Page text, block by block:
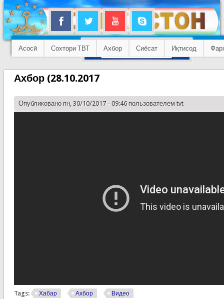
Асосӣ Сохтори ТВТ Ахбор Сиёсат Иқтисод
Ахбор (28.10.2017
Опубликовано пн, 30/10/2017 - 09:46 пользователем tvt
Tags: Хабар Ахбор Видео